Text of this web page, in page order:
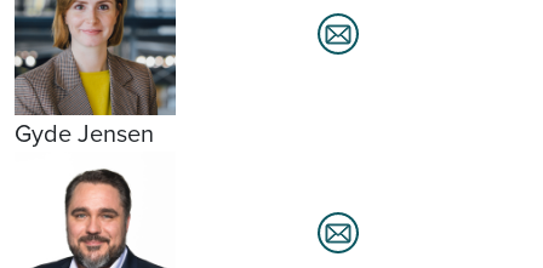
Gyde Jensen